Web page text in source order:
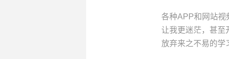
各种APP和网站视
让我更迷茫，甚至
放弃来之不易的学